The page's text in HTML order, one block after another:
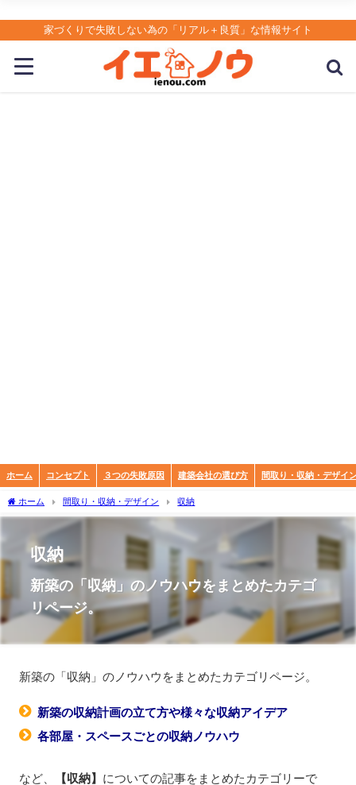
家づくりで失敗しない為の「リアル＋良質」な情報サイト
ホーム コンセプト ３つの失敗原因 建築会社の選び方 間取り・収納・デザイ
ホーム 間取り・収納・デザイン 収納
収納
新築の「収納」のノウハウをまとめたカテゴ
リページ。
新築の「収納」のノウハウをまとめたカテゴリページ。
新築の収納計画の立て方や様々な収納アイデア
各部屋・スペースごとの収納ノウハウ
など、 【収納】 についての記事をまとめたカテゴリーで